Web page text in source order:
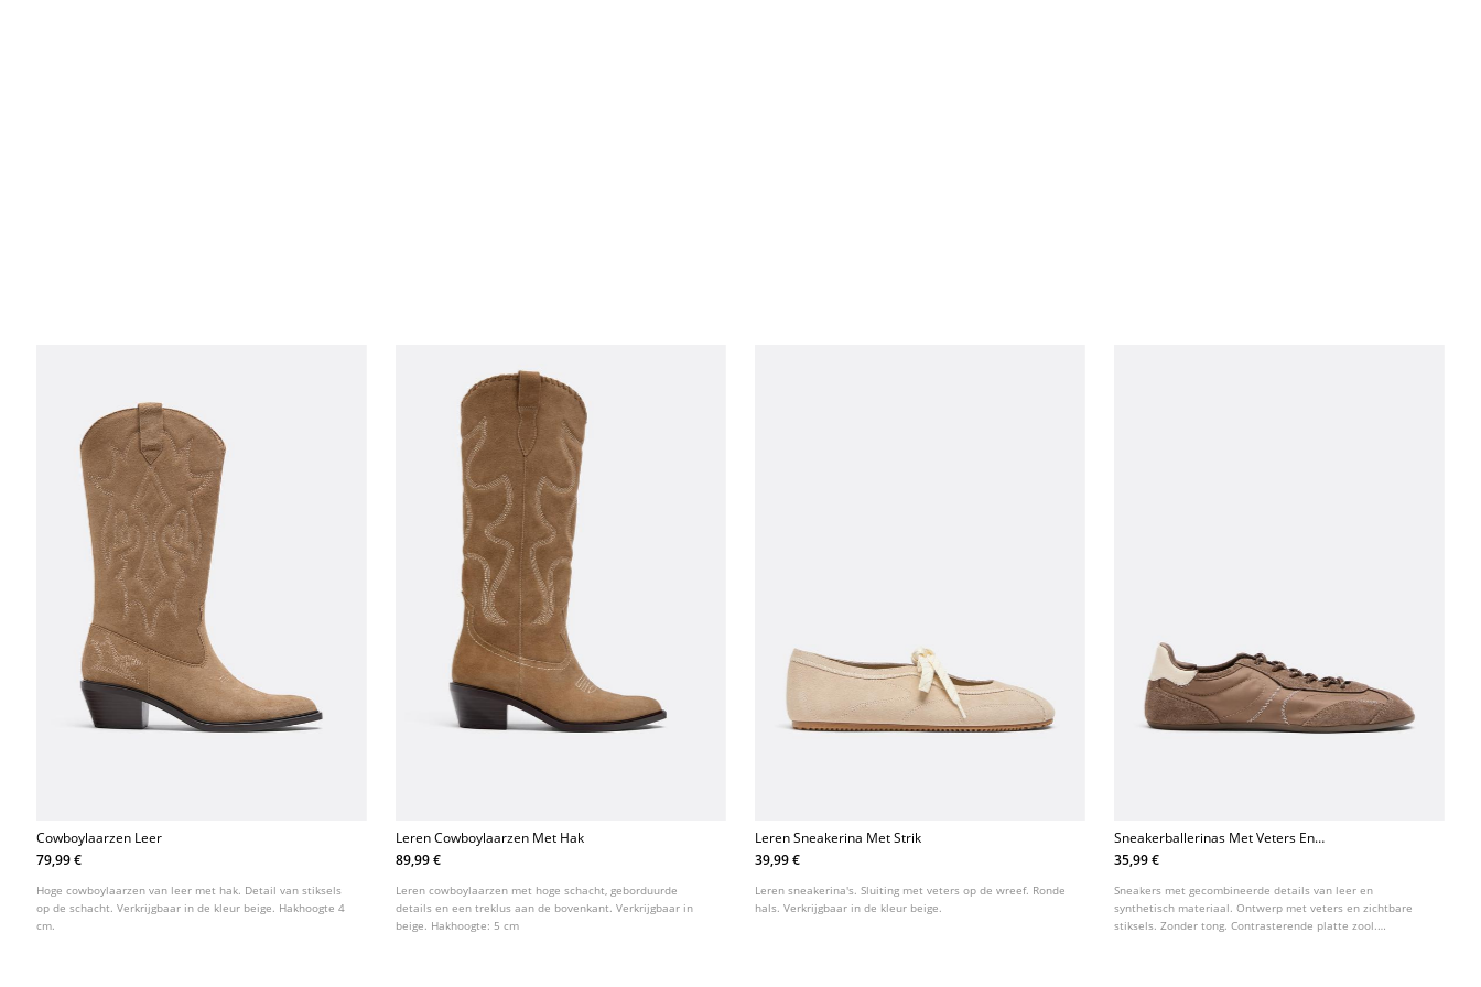
Cowboylaarzen Leer
79,99 €
Hoge cowboylaarzen van leer met hak. Detail van stiksels
op de schacht. Verkrijgbaar in de kleur beige. Hakhoogte 4
cm.
Leren Cowboylaarzen Met Hak
89,99 €
Leren cowboylaarzen met hoge schacht, geborduurde
details en een treklus aan de bovenkant. Verkrijgbaar in
beige. Hakhoogte: 5 cm
Leren Sneakerina Met Strik
39,99 €
Leren sneakerina's. Sluiting met veters op de wreef. Ronde
hals. Verkrijgbaar in de kleur beige.
Sneakerballerinas Met Veters En
Leren Details
35,99 €
Sneakers met gecombineerde details van leer en
synthetisch materiaal. Ontwerp met veters en zichtbare
stiksels. Zonder tong. Contrasterende platte zool.